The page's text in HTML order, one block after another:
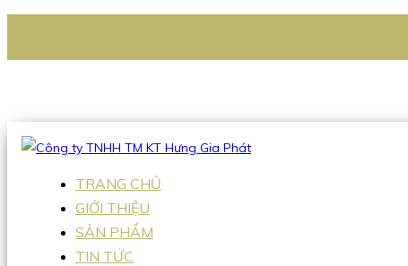
Hotline:0938 336 079
TRANG CHỦ
GIỚI THIỆU
SẢN PHẨM
TIN TỨC